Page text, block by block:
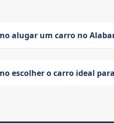
alugar um carro no
escolher o carro ideal